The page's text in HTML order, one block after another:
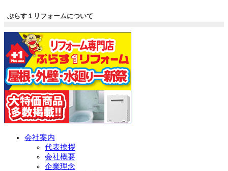
ぷらす１リフォームについて
会社案内
代表挨拶
会社概要
企業理念